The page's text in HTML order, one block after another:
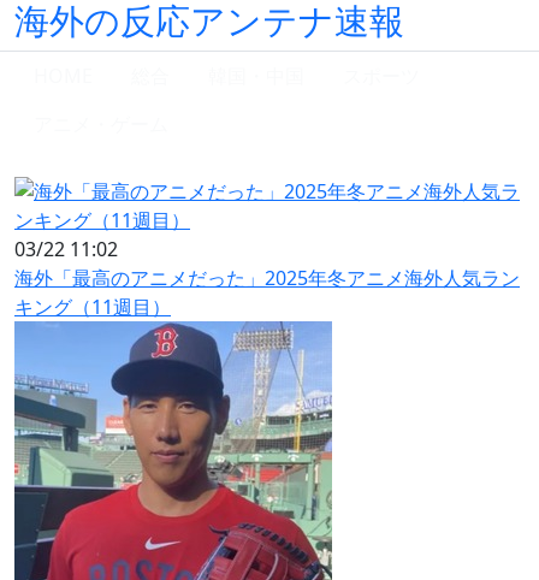
海外の反応アンテナ速報
03/22 11:02
海外「最高のアニメだった」2025年冬アニメ海外人気ラン
キング（11週目）